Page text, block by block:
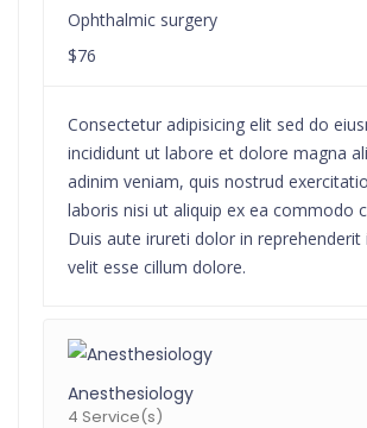
Ophthalmic surgery
$76
Consectetur adipisicing elit sed do
incididunt ut labore et dolore magna
adinim veniam, quis nostrud
laboris nisi ut aliquip ex ea commodo
Duis aute irureti dolor in reprehenderit
velit esse cillum dolore.
Anesthesiology
4 Service(s)